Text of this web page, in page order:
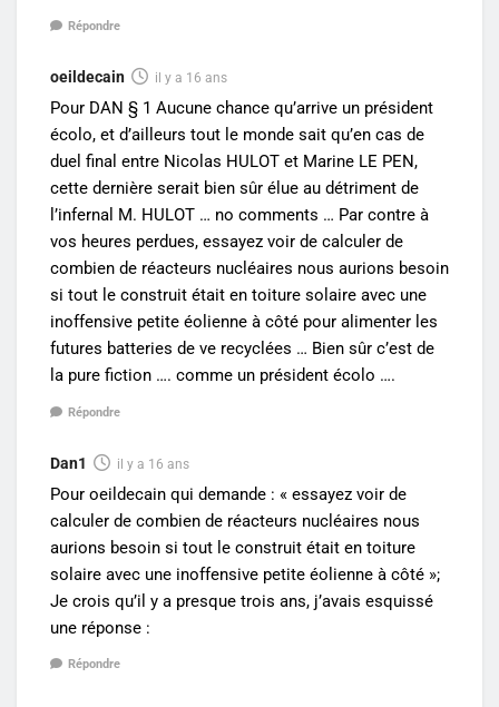
Répondre
oeildecain il y a 16 ans
Pour DAN § 1 Aucune chance qu’arrive un président
écolo, et d’ailleurs tout le monde sait qu’en cas de
duel final entre Nicolas HULOT et Marine LE PEN,
cette dernière serait bien sûr élue au détriment de
l’infernal M. HULOT … no comments … Par contre à
vos heures perdues, essayez voir de calculer de
combien de réacteurs nucléaires nous aurions besoin
si tout le construit était en toiture solaire avec une
inoffensive petite éolienne à côté pour alimenter les
futures batteries de ve recyclées … Bien sûr c’est de
la pure fiction …. comme un président écolo ….
Répondre
Dan1 il y a 16 ans
Pour oeildecain qui demande : « essayez voir de
calculer de combien de réacteurs nucléaires nous
aurions besoin si tout le construit était en toiture
solaire avec une inoffensive petite éolienne à côté »;
Je crois qu’il y a presque trois ans, j’avais esquissé
une réponse :
Répondre